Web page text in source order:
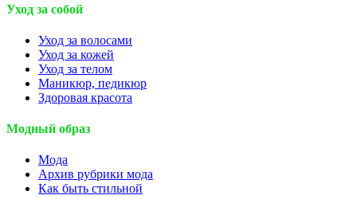
Уход за собой
Уход за волосами
Уход за кожей
Уход за телом
Маникюр, педикюр
Здоровая красота
Модный образ
Мода
Архив рубрики мода
Как быть стильной